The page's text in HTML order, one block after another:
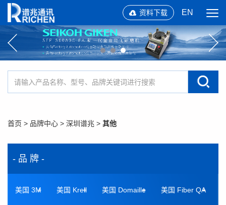
资料下载 EN
首页 > 品牌中心 > 深圳谱兆 > 其他
- 品 牌 -
美国 3M 美国 Krell 美国 Domaille 美国 Fiber QA